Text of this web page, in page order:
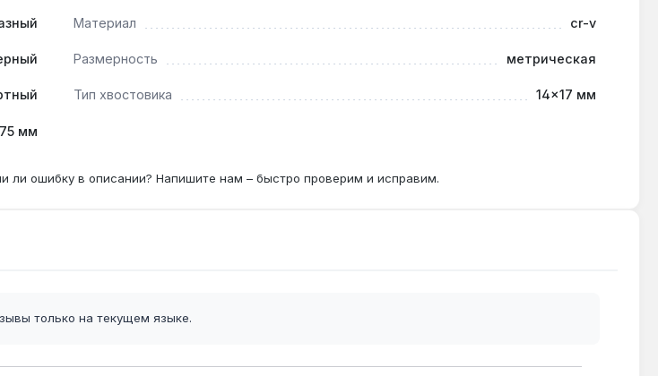
под углом до 30°, что критично для болтов стартера в стеснённых условиях.
Материал cr-v
Размерность метрическая
Тип хвостовика 14×17 мм
мм
ли ошибку в описании? Напишите нам – быстро проверим и исправим.
только на текущем языке.